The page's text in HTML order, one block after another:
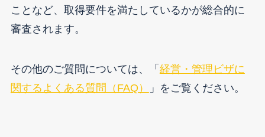
ことなど、取得要件を満たしているかが総合的に
審査されます。
その他のご質問については、「 経営・管理ビザに
関するよくある質問（FAQ）
」をご覧ください。